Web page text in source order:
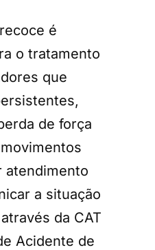
é
o tratamento
que
de força
atendimento
a situação
da CAT
Acidente de